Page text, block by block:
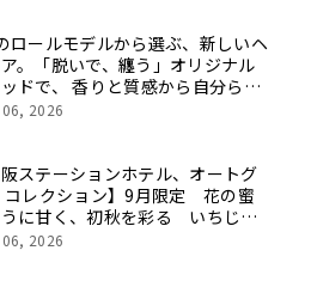
ロールモデルから選ぶ、新しいヘ
。「脱いで、纏う」オリジナル
ドで、 香りと質感から自分らし
ザインする『KAOLKO』がロー
2026
阪ステーションホテル、オートグ
コレクション】9月限定 花の蜜
に甘く、初秋を彩る いちじく
ヌーンティー 深紅に色づく果
2026